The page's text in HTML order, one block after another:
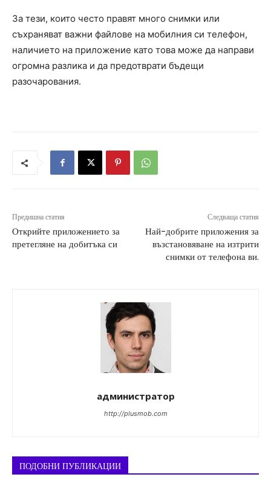
За тези, които често правят много снимки или
съхраняват важни файлове на мобилния си телефон,
наличието на приложение като това може да направи
огромна разлика и да предотврати бъдещи
разочарования.
Предишна статия
Открийте приложението за
претегляне на добитъка си
Следваща статия
Най-добрите приложения за
възстановяване на изтрити
снимки от телефона ви.
администратор
http://plusmob.com
ПОДОБНИ ПУБЛИКАЦИИ